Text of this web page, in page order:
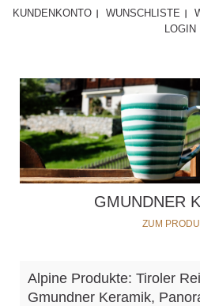
KUNDENKONTO WUNSCHLISTE
LOGIN
GMUNDNER
ZUM
Alpine Produkte: Tiroler
Gmundner Keramik,